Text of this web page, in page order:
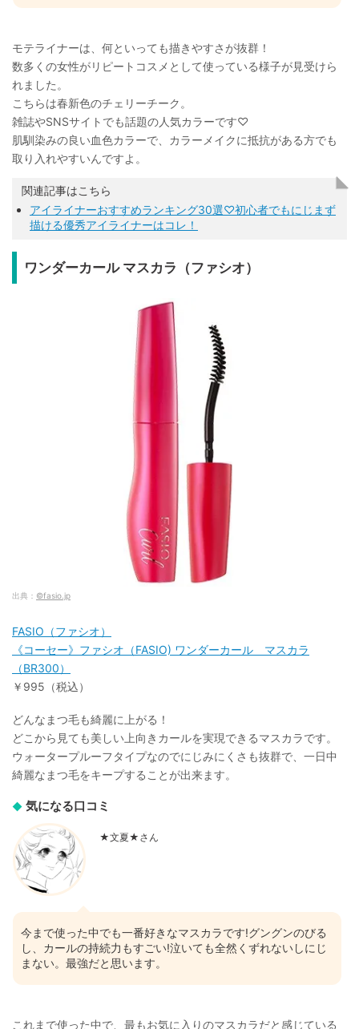
モテライナーは、何といっても描きやすさが抜群！
数多くの女性がリピートコスメとして使っている様子が見受けら
れました。
こちらは春新色のチェリーチーク。
雑誌やSNSサイトでも話題の人気カラーです♡
肌馴染みの良い血色カラーで、カラーメイクに抵抗がある方でも
取り入れやすいんですよ。
関連記事はこちら
アイライナーおすすめランキング30選♡初心者でもにじまず
描ける優秀アイライナーはコレ！
ワンダーカール マスカラ（ファシオ）
出典： ©fasio.jp
FASIO（ファシオ）
《コーセー》ファシオ（FASIO) ワンダーカール マスカラ
（BR300）
￥995（税込）
どんなまつ毛も綺麗に上がる！
どこから見ても美しい上向きカールを実現できるマスカラです。
ウォータープルーフタイプなのでにじみにくさも抜群で、一日中
綺麗なまつ毛をキープすることが出来ます。
気になる口コミ
★文夏★さん
今まで使った中でも一番好きなマスカラです!グングンのびる
し、カールの持続力もすごい!泣いても全然くずれないしにじ
まない。最強だと思います。
これまで使った中で、最もお気に入りのマスカラだと感じている